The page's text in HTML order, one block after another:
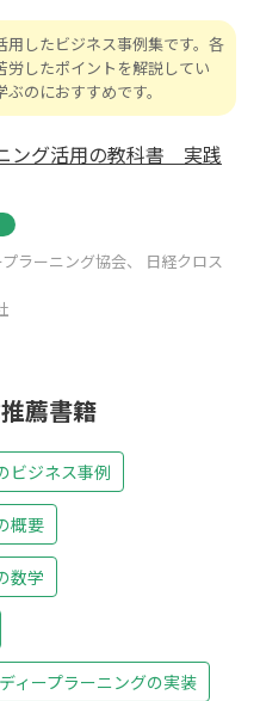
用したビジネス事例集です。各
労したポイントを解説してい
のにおすすめです。
ング活用の教科書 実践
ラーニング協会、 日経クロス
薦書籍
ビジネス事例
概要
数学
ディープラーニングの実装